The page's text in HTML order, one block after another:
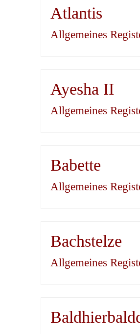
Atlantis
Allgemeines
Ayesha II
Allgemeines
Babette
Allgemeines
Bachstelze
Allgemeines